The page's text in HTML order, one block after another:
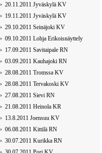
20.11.2011 Jyväskylä KV
19.11.2011 Jyväskylä KV
29.10.2011 Seinäjoki KV
09.10.2011 Lohja Erikoisnäyttely
17.09.2011 Savitaipale RN
03.09.2011 Kauhajoki RN
28.08.2011 Tromssa KV
28.08.2011 Tervakoski KV
27.08.2011 Sievi RN
21.08.2011 Heinola KR
13.8.2011 Joensuu KV
06.08.2011 Kittilä RN
30.07.2011 Kurikka RN